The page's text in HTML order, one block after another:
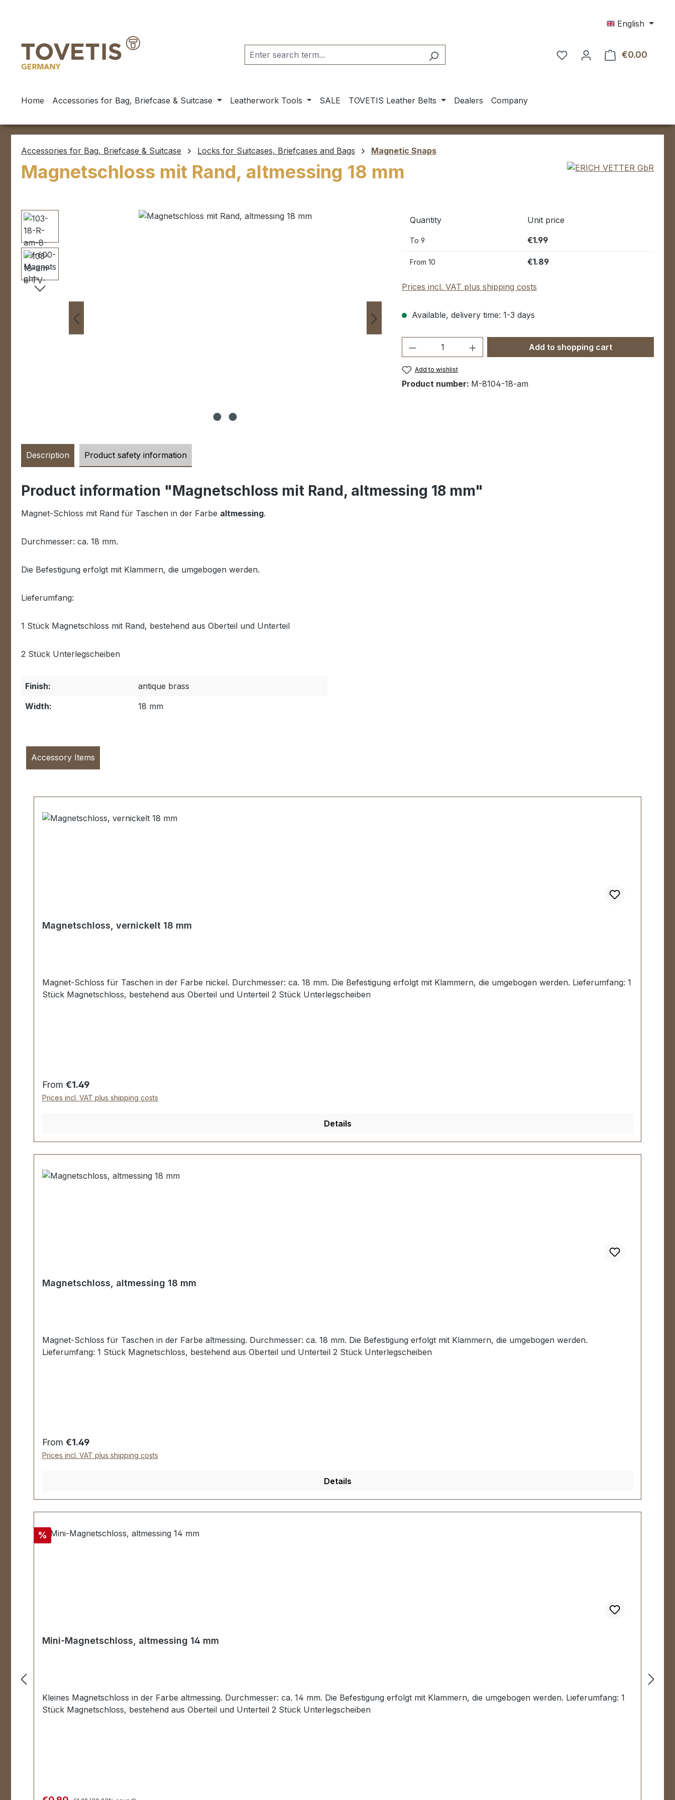
English
€0.00
Home Accessories for Bag, Briefcase & Suitcase Leatherwork Tools SALE TOVETIS Leather Belts Dealers Company
Accessories for Bag, Briefcase & Suitcase Locks for Suitcases, Briefcases and Bags Magnetic Snaps
Magnetschloss mit Rand, altmessing 18 mm
Skip image gallery Quantity Unit price
To9 €1.99
From10 €1.89
Prices incl. VAT plus shipping costs
Available, delivery time: 1-3 days
Product Quantity: Enter the desired amount
Add to shopping cart
Add to wishlist
Product number: M-8104-18-am
Description Product safety information
Product information "Magnetschloss mit Rand, altmessing 18 mm"
Magnet-Schloss mit Rand für Taschen in der Farbe altmessing.
Durchmesser: ca. 18 mm.
Die Befestigung erfolgt mit Klammern, die umgebogen werden.
Lieferumfang:
1 Stück Magnetschloss mit Rand, bestehend aus Oberteil und Unterteil
2 Stück Unterlegscheiben
Finish:
antique brass
Width:
18 mm
Accessory Items
Magnetschloss, vernickelt 18 mm
Magnet-Schloss für Taschen in der Farbe nickel. Durchmesser: ca. 18 mm. Die Befestigung erfolgt mit Klammern, die umgebogen werden. Lieferumfang: 1
Stück Magnetschloss, bestehend aus Oberteil und Unterteil 2 Stück Unterlegscheiben
Regular price:
From €1.49
Prices incl. VAT plus shipping costs
Details
Magnetschloss, altmessing 18 mm
Magnet-Schloss für Taschen in der Farbe altmessing. Durchmesser: ca. 18 mm. Die Befestigung erfolgt mit Klammern, die umgebogen werden.
Lieferumfang: 1 Stück Magnetschloss, bestehend aus Oberteil und Unterteil 2 Stück Unterlegscheiben
Regular price:
From €1.49
Prices incl. VAT plus shipping costs
Details
Discount
%
Mini-Magnetschloss, altmessing 14 mm
Kleines Magnetschloss in der Farbe altmessing. Durchmesser: ca. 14 mm. Die Befestigung erfolgt mit Klammern, die umgebogen werden. Lieferumfang: 1
Stück Magnetschloss, bestehend aus Oberteil und Unterteil 2 Stück Unterlegscheiben
Regular price: